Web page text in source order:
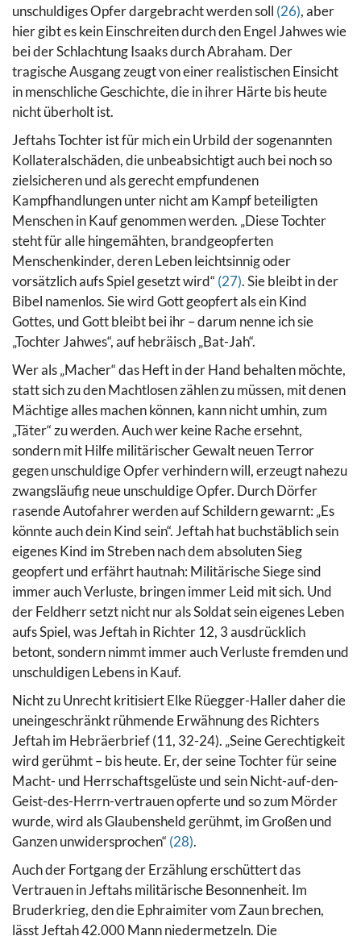
unschuldiges Opfer dargebracht werden soll (26), aber
hier gibt es kein Einschreiten durch den Engel Jahwes wie
bei der Schlachtung Isaaks durch Abraham. Der
tragische Ausgang zeugt von einer realistischen Einsicht
in menschliche Geschichte, die in ihrer Härte bis heute
nicht überholt ist.
Jeftahs Tochter ist für mich ein Urbild der sogenannten
Kollateralschäden, die unbeabsichtigt auch bei noch so
zielsicheren und als gerecht empfundenen
Kampfhandlungen unter nicht am Kampf beteiligten
Menschen in Kauf genommen werden. „Diese Tochter
steht für alle hingemähten, brandgeopferten
Menschenkinder, deren Leben leichtsinnig oder
vorsätzlich aufs Spiel gesetzt wird“ (27). Sie bleibt in der
Bibel namenlos. Sie wird Gott geopfert als ein Kind
Gottes, und Gott bleibt bei ihr – darum nenne ich sie
„Tochter Jahwes“, auf hebräisch „Bat-Jah“.
Wer als „Macher“ das Heft in der Hand behalten möchte,
statt sich zu den Machtlosen zählen zu müssen, mit denen
Mächtige alles machen können, kann nicht umhin, zum
„Täter“ zu werden. Auch wer keine Rache ersehnt,
sondern mit Hilfe militärischer Gewalt neuen Terror
gegen unschuldige Opfer verhindern will, erzeugt nahezu
zwangsläufig neue unschuldige Opfer. Durch Dörfer
rasende Autofahrer werden auf Schildern gewarnt: „Es
könnte auch dein Kind sein“. Jeftah hat buchstäblich sein
eigenes Kind im Streben nach dem absoluten Sieg
geopfert und erfährt hautnah: Militärische Siege sind
immer auch Verluste, bringen immer Leid mit sich. Und
der Feldherr setzt nicht nur als Soldat sein eigenes Leben
aufs Spiel, was Jeftah in Richter 12, 3 ausdrücklich
betont, sondern nimmt immer auch Verluste fremden und
unschuldigen Lebens in Kauf.
Nicht zu Unrecht kritisiert Elke Rüegger-Haller daher die
uneingeschränkt rühmende Erwähnung des Richters
Jeftah im Hebräerbrief (11, 32-24). „Seine Gerechtigkeit
wird gerühmt – bis heute. Er, der seine Tochter für seine
Macht- und Herrschaftsgelüste und sein Nicht-auf-den-
Geist-des-Herrn-vertrauen opferte und so zum Mörder
wurde, wird als Glaubensheld gerühmt, im Großen und
Ganzen unwidersprochen“ (28).
Auch der Fortgang der Erzählung erschüttert das
Vertrauen in Jeftahs militärische Besonnenheit. Im
Bruderkrieg, den die Ephraimiter vom Zaun brechen,
lässt Jeftah 42.000 Mann niedermetzeln. Die